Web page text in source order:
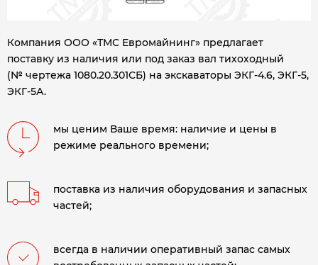
Компания ООО «ТМС Евромайнинг» предлагает
поставку из наличия или под заказ вал тихоходный
(№ чертежа 1080.20.301СБ) на экскаваторы ЭКГ-4.6, ЭКГ-5,
ЭКГ-5А.
мы ценим Ваше время: наличие и цены в
режиме реального времени;
поставка из наличия оборудования и запасных
частей;
всегда в наличии оперативный запас самых